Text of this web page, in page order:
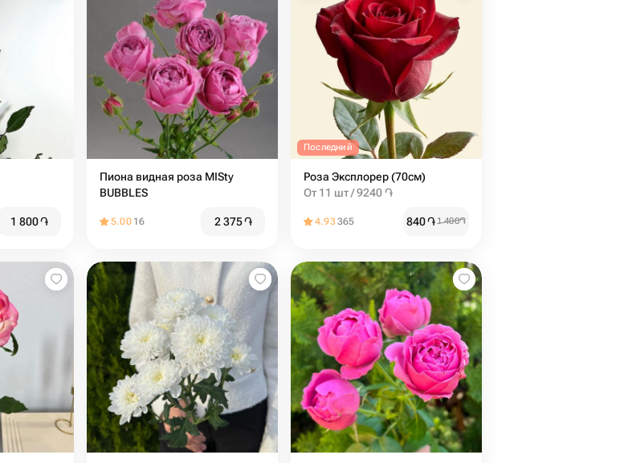
1 800֏
Пиона видная роза MISty
BUBBLES
5.00 16 2 375֏
Последний
Роза Эксплорер (70см)
От 11 шт / 9240 ֏
4.93365 840֏1 400֏